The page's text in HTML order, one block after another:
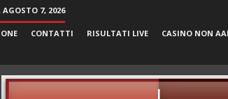
AGOSTO 7, 2026
CONTATTI RISULTATI LIVE CASINO NON